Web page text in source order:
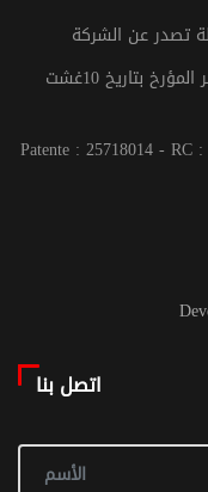
الإيداع القانوني طبقا لقانون الصحافة والنشر المؤرخ بتاريخ 10غشت
Patente : 25718014 - RC
اتصل بنا